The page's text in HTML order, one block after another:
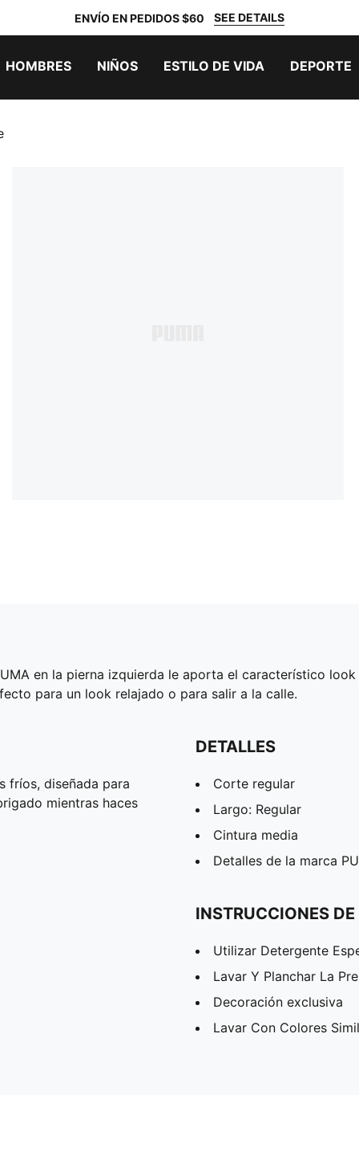
ENVÍO EN PEDIDOS $60 SEE DETAILS
HOMBRES NIÑOS ESTILO DE VIDA DEPORTE
en la pierna izquierda le aporta el característico
para un look relajado o para salir a la calle.
fríos, diseñada para
mientras haces
DETALLES
Corte regular
Largo: Regular
Cintura media
Detalles de la marca
INSTRUCCIONES
Utilizar Detergente
Lavar Y Planchar La
Decoración exclusiva
Lavar Con Colores